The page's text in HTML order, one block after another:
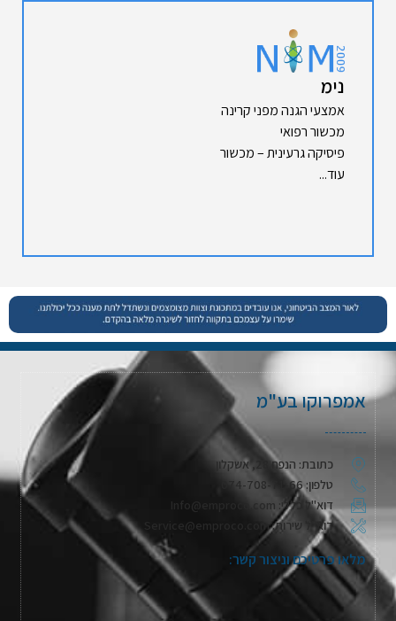
נימ
אמצעי הגנה מפני קרינה
מכשור רפואי
פיסיקה גרעינית – מכשור
עוד...
אמפרוקו בע"מ
כתובת: הנפח 28, אשקלון
טלפון: 074-708-71-66
דוא"ל כללי: Info@emproco.com
דוא"ל שירות: Service@emproco.com
מלאו פרטיכם וניצור קשר: